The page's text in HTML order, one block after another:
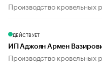
Производство кровельных
ДЕЙСТВУЕТ
ИП Аджоян Армен
Производство кровельных